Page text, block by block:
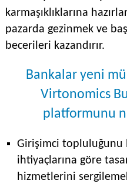
karmaşıklıklarına
pazarda gezinmek ve
becerileri kazandırır.
Bankalar yeni
Virtonomics
platformunu
Girişimci topluluğunu
ihtiyaçlarına göre
hizmetlerini